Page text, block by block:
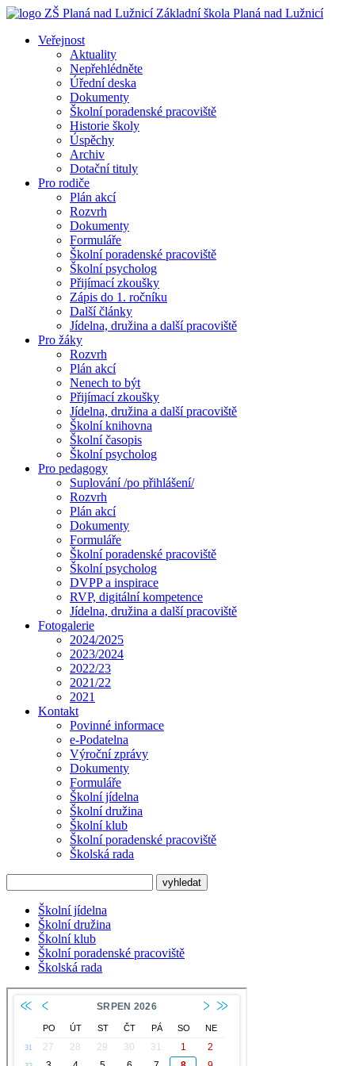
Základní škola Planá nad Lužnicí
Veřejnost
Aktuality
Nepřehlédněte
Úřední deska
Dokumenty
Školní poradenské pracoviště
Historie školy
Úspěchy
Archiv
Dotační tituly
Pro rodiče
Plán akcí
Rozvrh
Dokumenty
Formuláře
Školní poradenské pracoviště
Školní psycholog
Přijímací zkoušky
Zápis do 1. ročníku
Další články
Jídelna, družina a další pracoviště
Pro žáky
Rozvrh
Plán akcí
Nenech to být
Přijímací zkoušky
Jídelna, družina a další pracoviště
Školní knihovna
Školní časopis
Školní psycholog
Pro pedagogy
Suplování /po přihlášení/
Rozvrh
Plán akcí
Dokumenty
Formuláře
Školní poradenské pracoviště
Školní psycholog
DVPP a inspirace
RVP, digitální kompetence
Jídelna, družina a další pracoviště
Fotogalerie
2024/2025
2023/2024
2022/23
2021/22
2021
Kontakt
Povinné informace
e-Podatelna
Výroční zprávy
Dokumenty
Formuláře
Školní jídelna
Školní družina
Školní klub
Školní poradenské pracoviště
Školská rada
Školní jídelna
Školní družina
Školní klub
Školní poradenské pracoviště
Školská rada